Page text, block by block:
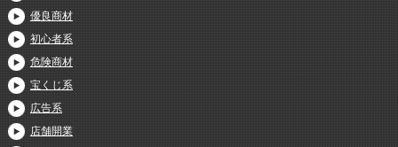
優良商材
初心者系
危険商材
宝くじ系
広告系
店舗開業